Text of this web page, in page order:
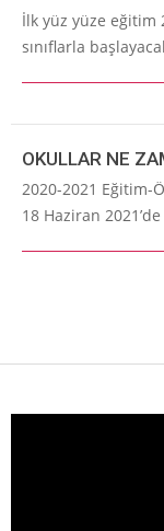
İlk yüz yüze eğitim
sınıflarla
OKULLAR NE
2020-2021 Eğitim-
18 Haziran